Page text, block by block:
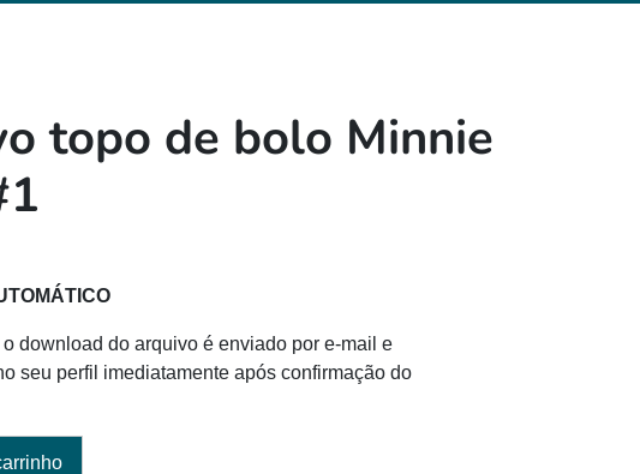
topo de bolo Minnie
download do arquivo é enviado por e-mail e
seu perfil imediatamente após confirmação do